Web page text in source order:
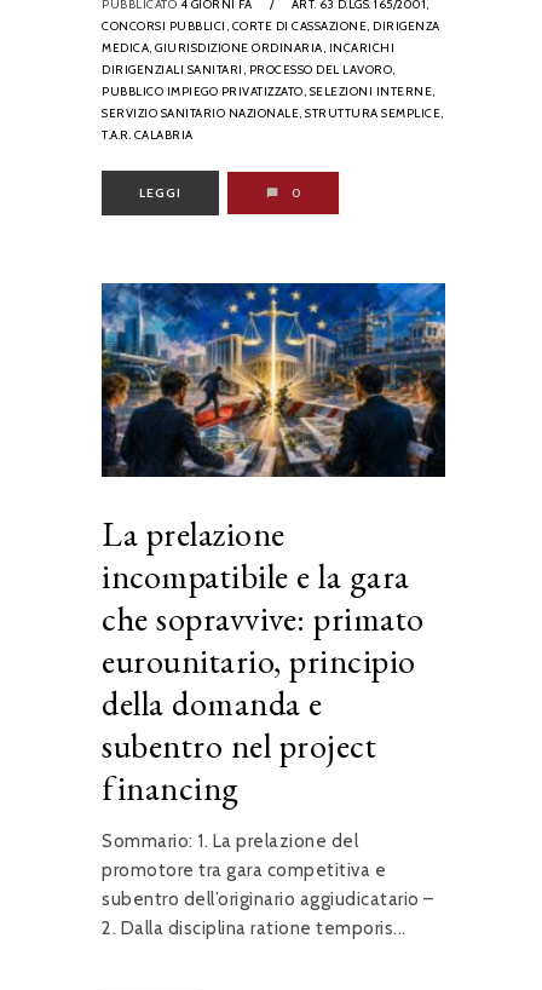
PUBBLICATO 4 GIORNI FA /
ART. 63 D.LGS. 165/2001,
CONCORSI PUBBLICI, CORTE DI CASSAZIONE, DIRIGENZA
MEDICA, GIURISDIZIONE ORDINARIA, INCARICHI
DIRIGENZIALI SANITARI, PROCESSO DEL LAVORO,
PUBBLICO IMPIEGO PRIVATIZZATO, SELEZIONI INTERNE,
SERVIZIO SANITARIO NAZIONALE, STRUTTURA SEMPLICE,
T.A.R. CALABRIA
LEGGI 0
La prelazione
incompatibile e la gara
che sopravvive: primato
eurounitario, principio
della domanda e
subentro nel project
financing
Sommario: 1. La prelazione del
promotore tra gara competitiva e
subentro dell’originario aggiudicatario –
2. Dalla disciplina ratione temporis...